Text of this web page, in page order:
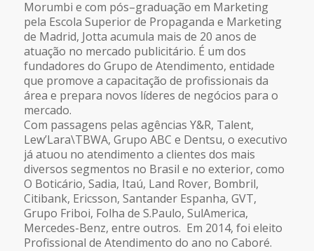
Morumbi e com pós–graduação em Marketing
pela Escola Superior de Propaganda e Marketing
de Madrid, Jotta acumula mais de 20 anos de
atuação no mercado publicitário. É um dos
fundadores do Grupo de Atendimento, entidade
que promove a capacitação de profissionais da
área e prepara novos líderes de negócios para o
mercado.
Com passagens pelas agências Y&R, Talent,
Lew’Lara\TBWA, Grupo ABC e Dentsu, o executivo
já atuou no atendimento a clientes dos mais
diversos segmentos no Brasil e no exterior, como
O Boticário, Sadia, Itaú, Land Rover, Bombril,
Citibank, Ericsson, Santander Espanha, GVT,
Grupo Friboi, Folha de S.Paulo, SulAmerica,
Mercedes-Benz, entre outros. Em 2014, foi eleito
Profissional de Atendimento do ano no Caboré.